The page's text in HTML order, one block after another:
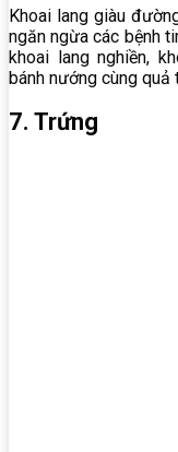
Khoai lang giàu
ngăn ngừa các bệnh
khoai lang nghiền,
bánh nướng cùng quả
7. Trứng